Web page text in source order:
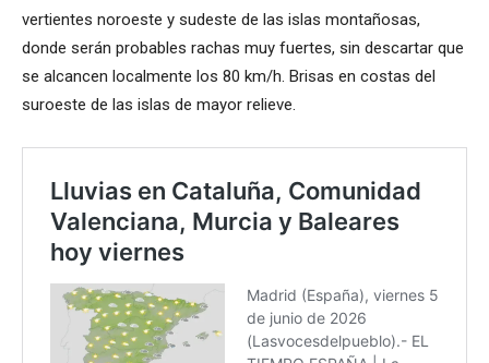
vertientes noroeste y sudeste de las islas montañosas,
donde serán probables rachas muy fuertes, sin descartar que
se alcancen localmente los 80 km/h. Brisas en costas del
suroeste de las islas de mayor relieve.